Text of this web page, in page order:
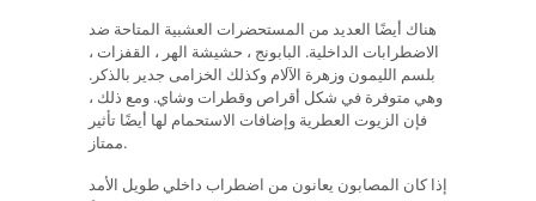
هناك أيضًا العديد من المستحضرات العشبية المتاحة ضد
الاضطرابات الداخلية. البابونج ، حشيشة الهر ، القفزات ،
بلسم الليمون وزهرة الآلام وكذلك الخزامى جدير بالذكر.
وهي متوفرة في شكل أقراص وقطرات وشاي. ومع ذلك ،
فإن الزيوت العطرية وإضافات الاستحمام لها أيضًا تأثير
ممتاز.
إذا كان المصابون يعانون من اضطراب داخلي طويل الأمد